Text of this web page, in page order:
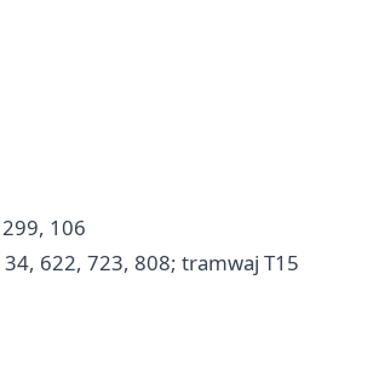
106
622, 723, 808; tramwaj T15